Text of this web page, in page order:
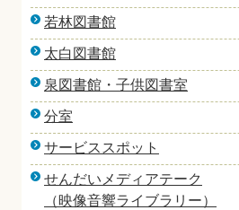
若林図書館
太白図書館
泉図書館・子供図書室
分室
サービススポット
せんだいメディアテーク
（映像音響ライブラリー）